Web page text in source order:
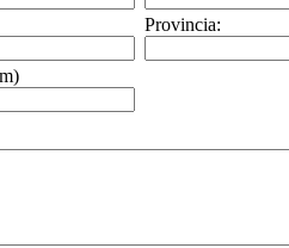
Provincia: